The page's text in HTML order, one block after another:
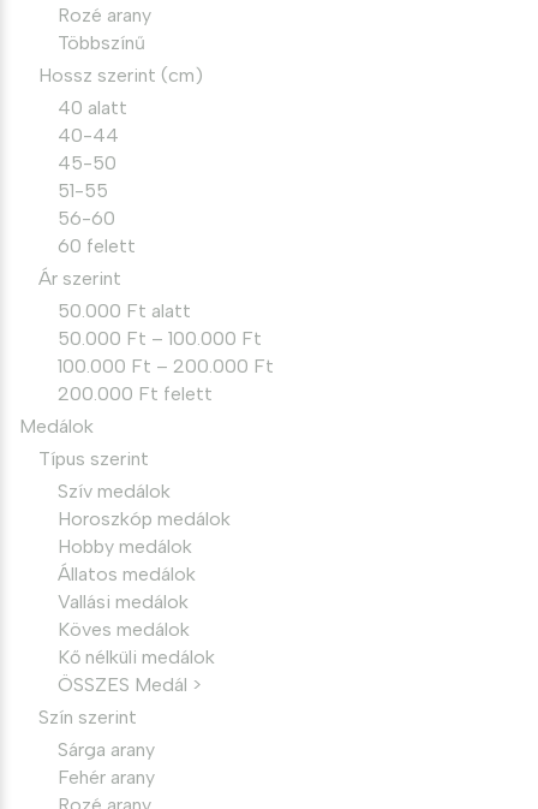
Rozé arany
Többszínű
Hossz szerint (cm)
40 alatt
40-44
45-50
51-55
56-60
60 felett
Ár szerint
50.000 Ft alatt
50.000 Ft – 100.000 Ft
100.000 Ft – 200.000 Ft
200.000 Ft felett
Medálok
Típus szerint
Szív medálok
Horoszkóp medálok
Hobby medálok
Állatos medálok
Vallási medálok
Köves medálok
Kő nélküli medálok
ÖSSZES Medál >
Szín szerint
Sárga arany
Fehér arany
Rozé arany